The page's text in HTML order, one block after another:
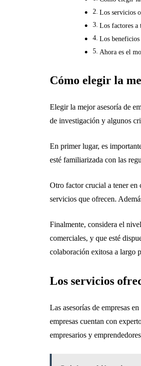
Los servicios
Los factores a
Los beneficios
Ahora es el
Cómo elegir la
Elegir la mejor asesoría de empresas en Puertollano puede ser una tarea complicada, especialmente cuando hay tantas opciones disponibles en el mercado. Sin embargo, con un poco
de investigación y algunos
En primer lugar, es
esté familiarizada con las
Otro factor crucial a tener en
servicios que ofrecen.
Finalmente, considera el
comerciales, y que esté
colaboración exitosa a largo
Los servicios
Las asesorías de empresas
empresas cuentan con
empresarios y